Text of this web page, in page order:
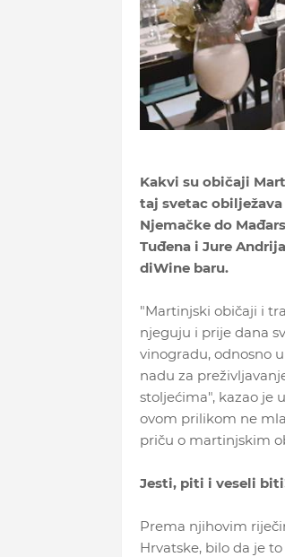
Kakvi su običaji
taj svetac
Njemačke do
Tuđena i Jure
diWine baru.
"Martinjski običaji i
njeguju i prije dana
vinogradu, odnosno
nadu za
stoljećima", kazao je
ovom prilikom ne
priču o martinjskim
Jesti, piti i veseli
Prema njihovim
Hrvatske, bilo da je